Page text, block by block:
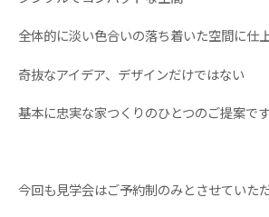
全体的に淡い色合いの落ち着いた空間に仕
奇抜なアイデア、デザインだけではない
基本に忠実な家つくりのひとつのご提案で
今回も見学会はご予約制のみとさせていた